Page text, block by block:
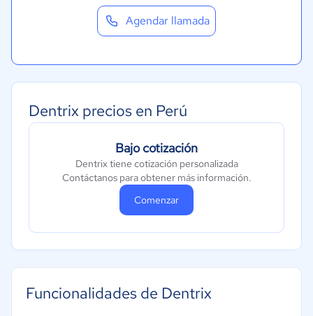
Agendar llamada
Dentrix precios en Perú
Bajo cotización
Dentrix tiene cotización personalizada
Contáctanos para obtener más información.
Comenzar
Funcionalidades de Dentrix